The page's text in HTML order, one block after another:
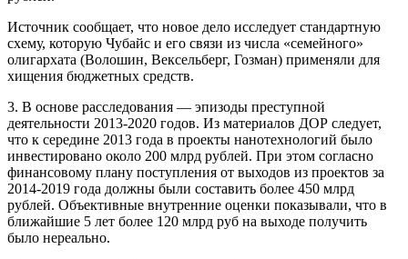
Источник сообщает, что новое дело исследует стандартную
схему, которую Чубайс и его связи из числа «семейного»
олигархата (Волошин, Вексельберг, Гозман) применяли для
хищения бюджетных средств.
3. В основе расследования — эпизоды преступной
деятельности 2013-2020 годов. Из материалов ДОР следует,
что к середине 2013 года в проекты нанотехнологий было
инвестировано около 200 млрд рублей. При этом согласно
финансовому плану поступления от выходов из проектов за
2014-2019 года должны были составить более 450 млрд
рублей. Объективные внутренние оценки показывали, что в
ближайшие 5 лет более 120 млрд руб на выходе получить
было нереально.